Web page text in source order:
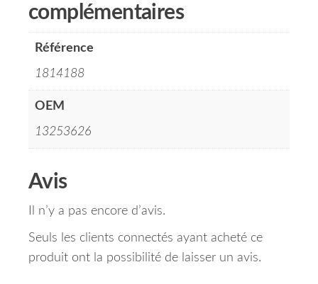
complémentaires
Référence
1814188
OEM
13253626
Avis
Il n’y a pas encore d’avis.
Seuls les clients connectés ayant acheté ce
produit ont la possibilité de laisser un avis.